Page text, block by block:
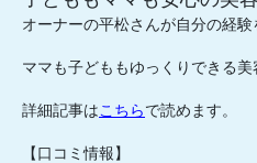
オーナーの平松さんが自分の経験
ママも子どももゆっくりできる美
詳細記事はこちらで読めます。
【口コミ情報】